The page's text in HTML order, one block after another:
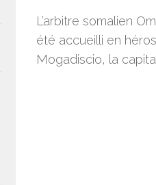
L’arbitre somalien
été accueilli en
Mogadiscio, la